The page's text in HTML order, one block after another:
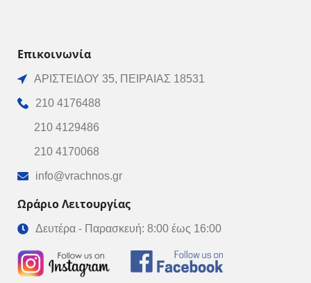
Επικοινωνία
ΑΡΙΣΤΕΙΔΟΥ 35, ΠΕΙΡΑΙΑΣ 18531
210 4176488
210 4129486
210 4170068
info@vrachnos.gr
Ωράριο Λειτουργίας
Δευτέρα - Παρασκευή: 8:00 έως 16:00